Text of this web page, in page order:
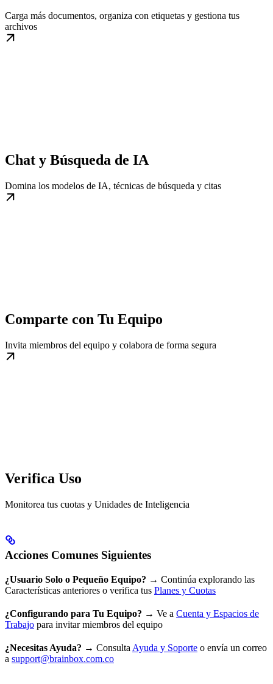
Carga más documentos, organiza con etiquetas y gestiona tus
archivos
Chat y Búsqueda de IA
Domina los modelos de IA, técnicas de búsqueda y citas
Comparte con Tu Equipo
Invita miembros del equipo y colabora de forma segura
Verifica Uso
Monitorea tus cuotas y Unidades de Inteligencia
Acciones Comunes Siguientes
¿Usuario Solo o Pequeño Equipo? → Continúa explorando las
Características anteriores o verifica tus Planes y Cuotas
¿Configurando para Tu Equipo? → Ve a Cuenta y Espacios de
Trabajo para invitar miembros del equipo
¿Necesitas Ayuda? → Consulta Ayuda y Soporte o envía un correo
a support@brainbox.com.co